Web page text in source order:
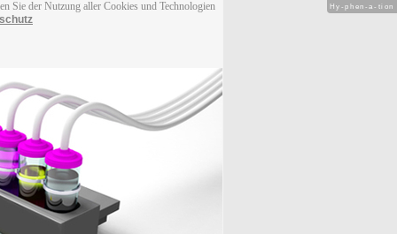
Sie der Nutzung aller Cookies und Technologien
Hy-phen-a-tion